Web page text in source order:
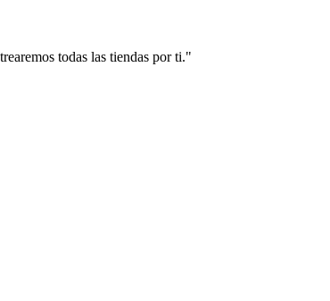
todas las tiendas por ti."